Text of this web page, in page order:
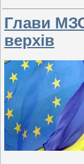
Глави
верхів